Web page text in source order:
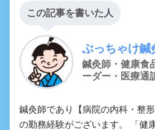
この記事を書いた人
ぶっちゃけ鍼
鍼灸師・健康食
ーダー・医療通
鍼灸師であり【病院の内科・整
の勤務経験がございます。 「健康食品管理士」「医療通